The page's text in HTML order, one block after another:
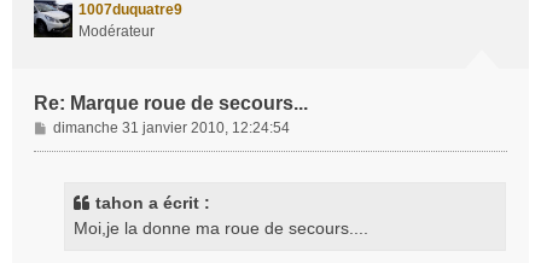
1007duquatre9
Modérateur
Re: Marque roue de secours...
M
e
dimanche 31 janvier 2010, 12:24:54
tahon a écrit :
Moi,je la donne ma roue de secours....